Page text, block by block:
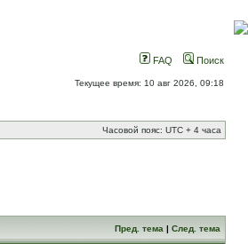
FAQ Поиск
Текущее время: 10 авг 2026, 09:18
Часовой пояс: UTC + 4 часа
Пред. тема | След. тема